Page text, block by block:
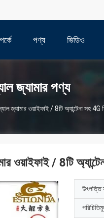
পণ্য ভিডিও
জ্যামার পণ্য
জ্যামার ওয়াইফাই / 8টি অ্যান্টেনা সহ 4G
ওয়াইফাই / 8টি
উৎপত্তি